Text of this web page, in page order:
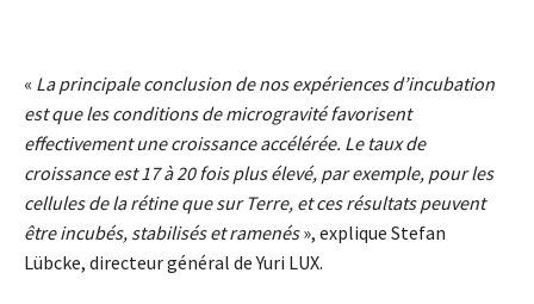
« La principale conclusion de nos expériences d’incubation
est que les conditions de microgravité favorisent
effectivement une croissance accélérée. Le taux de
croissance est 17 à 20 fois plus élevé, par exemple, pour les
cellules de la rétine que sur Terre, et ces résultats peuvent
être incubés, stabilisés et ramenés», explique Stefan
Lübcke, directeur général de Yuri LUX.